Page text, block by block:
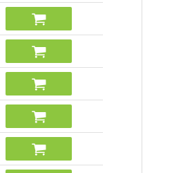




